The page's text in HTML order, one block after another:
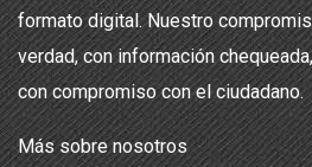
formato digital. Nuestro
verdad, con información
con compromiso con el ciudadano.
Más sobre nosotros